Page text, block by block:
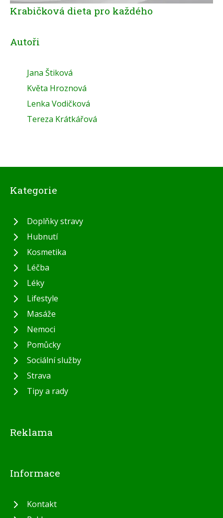
Krabičková dieta pro každého
Autoři
Jana Štiková
Květa Hroznová
Lenka Vodičková
Tereza Krátkářová
Kategorie
Doplňky stravy
Hubnutí
Kosmetika
Léčba
Léky
Lifestyle
Masáže
Nemoci
Pomůcky
Sociální služby
Strava
Tipy a rady
Reklama
Informace
Kontakt